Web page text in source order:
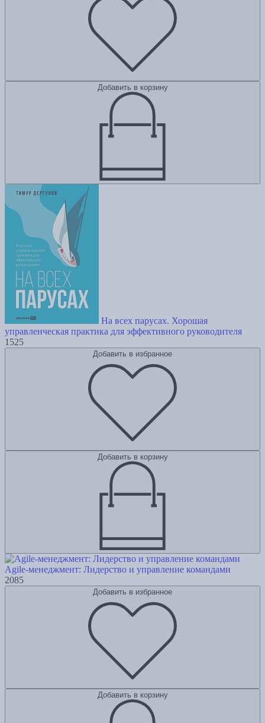
Добавить в корзину
На всех парусах. Хорошая
управленческая практика для эффективного руководителя
1525
Добавить в избранное
Добавить в корзину
Agile-менеджмент: Лидерство и управление командами
2085
Добавить в избранное
Добавить в корзину